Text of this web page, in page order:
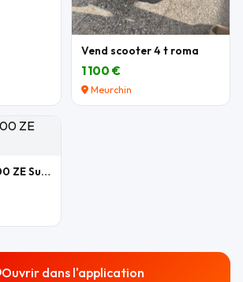
Vend scooter 4 t roma
1 100 €
Meurchin
Yamaha XTZ 1200 ZE Super Tenere
Ouvrir dans l'application